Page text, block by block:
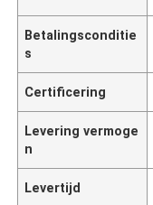
Betalingsconditie
s
Certificering
Levering vermoge
n
Levertijd